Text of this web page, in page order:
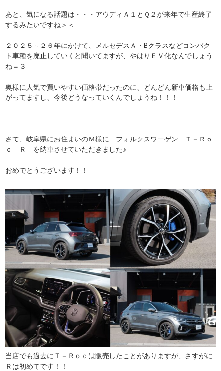
あと、気になる話題は・・・アウディＡ１とＱ２が来年で生産終了
するみたいですね＞＜
２０２５～２６年にかけて、メルセデスＡ・Bクラスなどコンパク
ト車種を廃止していくと聞いてますが、やはりＥＶ化なんでしょう
ね＝３
奥様に人気で買いやすい価格帯だったのに、どんどん新車価格も上
がってますし、今後どうなっていくんでしょうね！！！
さて、岐阜県にお住まいのＭ様に フォルクスワーゲン Ｔ－Ｒｏ
ｃ Ｒ を納車させていただきました♪
おめでとうございます！！
当店でも過去にＴ－Ｒｏｃは販売したことがありますが、さすがに
Ｒは初めてです！！